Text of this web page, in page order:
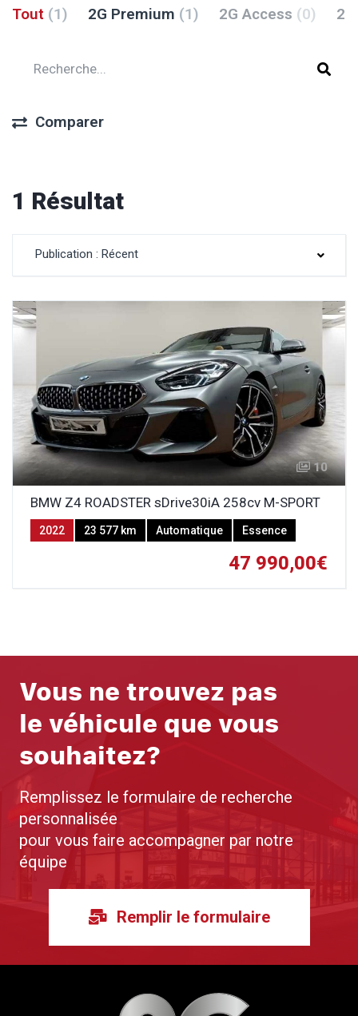
Tout (1) 2G Premium (1) 2G Access (0)
Comparer
1 Résultat
Publication : Récent
10
BMW Z4 ROADSTER sDrive30iA 258cv M-SPORT
47 990,00€
2022 23 577 km Automatique Essence
Vous ne trouvez pas
le véhicule que vous
souhaitez?
Remplissez le formulaire de recherche
personnalisée
pour vous faire accompagner par notre
équipe
Remplir le formulaire